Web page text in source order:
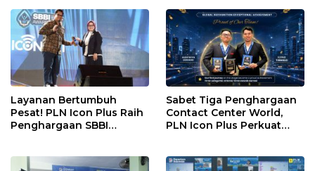
Layanan Bertumbuh
Pesat! PLN Icon Plus Raih
Penghargaan SBBI
Sabet Tiga Penghargaan
Contact Center World,
PLN Icon Plus Perkuat
ICONNET